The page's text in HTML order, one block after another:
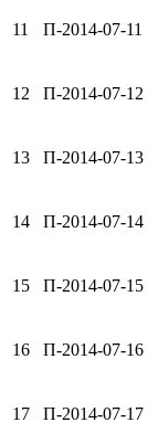
11 П-2014-07-11
12 П-2014-07-12
13 П-2014-07-13
14 П-2014-07-14
15 П-2014-07-15
16 П-2014-07-16
17 П-2014-07-17